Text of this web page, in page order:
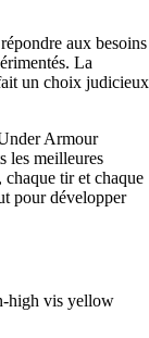
aux besoins
La
un choix judicieux
Armour
les meilleures
tir et chaque
pour développer
high vis yellow